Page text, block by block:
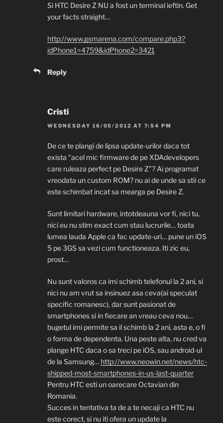
Si HTC Desire Z NU a fost un terminal ieftin. Get
your facts straight…
http://www.gsmarena.com/compare.php3?
idPhone1=4759&idPhone2=3421
Reply
Cristi
WEDNESDAY 16/05/2012 AT 7:54 PM
De ce te plangi de lipsa update-urilor daca tot
exista “acel mic firmware de pe XDAdevelopers
care ruleaza perfect pe Desire Z”? Ai programat
vreodata un custom ROM? nu ai de unde sa stii ce
este schimbat incat sa mearga pe Desire Z.
Sunt limitari hardware, intotdeauna vor fi, nici tu,
nici eu nu stim exact cum stau lucrurile… toata
lumea lauda Apple ca fac update-uri… pune un iOS
5 pe 3GS sa vezi cum functioneaza. Iti zic eu,
prost…
Nu sunt valoros ca imi schimb telefonul la 2 ani, si
nici nu am vrut sa insinuez asa ceva(ai speculat
specific romanesc), dar sunt pasionat de
smartphones si in fiecare an vreau ceva nou…
bugetul imi permite sa il schimb la 2 ani, asta e, o fi
o forma de dependenta. Una peste alta, nu cred va
plange HTC daca o sa treci pe iOS, sau android-ul
de la Samsung… http://www.neowin.net/news/htc-
shipped-most-smartphones-in-us-last-quarter
Pentru HTC esti un oarecare Octavian din
Romania.
Succes in tentativa ta de a te necaji ca HTC nu
este corect, si nu iti ofera un update la